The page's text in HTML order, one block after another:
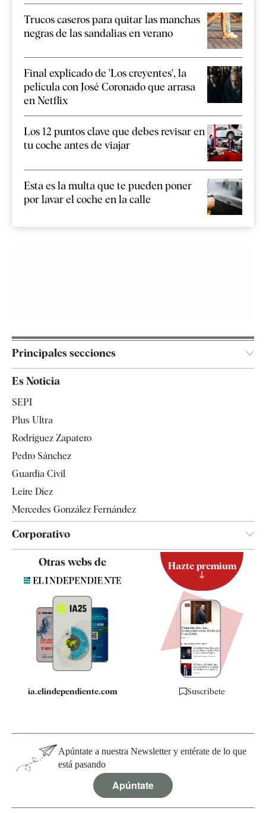
Trucos caseros para quitar las manchas
negras de las sandalias en verano
Final explicado de 'Los creyentes', la
película con José Coronado que arrasa
en Netflix
Los 12 puntos clave que debes revisar en
tu coche antes de viajar
Esta es la multa que te pueden poner
por lavar el coche en la calle
Principales secciones
España
Televisión
Es Noticia
SEPI
Plus Ultra
Rodríguez Zapatero
Pedro Sánchez
Guardia Civil
Leire Díez
Mercedes González Fernández
Corporativo
Contacto
Quiénes somos
Especificaciones
Otras webs de
ia.elindependiente.com
Hazte premium
Suscríbete
Apúntate a nuestra Newsletter y entérate de lo que
está pasando
Apúntate